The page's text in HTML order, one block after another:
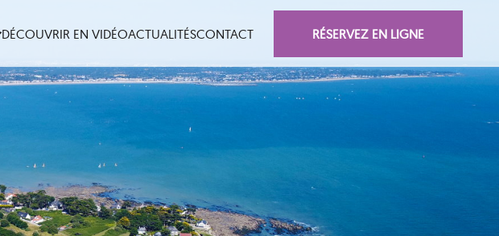
DÉCOUVRIR EN VIDÉOACTUALITÉSCONTACT RÉSERVEZ EN LIGNE